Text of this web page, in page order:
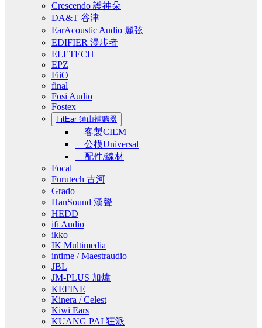
Crescendo 護神朵
DA&T 谷津
EarAcoustic Audio 麗弦
EDIFIER 漫步者
ELETECH
EPZ
FiiO
final
Fosi Audio
Fostex
FitEar 須山補聽器
客製CIEM
公模Universal
配件/線材
Focal
Furutech 古河
Grado
HanSound 漢聲
HEDD
ifi Audio
ikko
IK Multimedia
intime / Maestraudio
JBL
JM-PLUS 加煒
KEFINE
Kinera / Celest
Kiwi Ears
KUANG PAI 狂派